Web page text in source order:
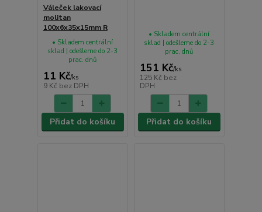
Váleček lakovací
molitan
100x6x35x15mm R
11 Kč/ks
9 Kč bez DPH
• Skladem centrální
sklad | odešleme do 2-3
prac. dnů
Přidat do košíku
151 Kč/ks
125 Kč bez
DPH
• Skladem centrální
sklad | odešleme do 2-3
prac. dnů
Přidat do košíku